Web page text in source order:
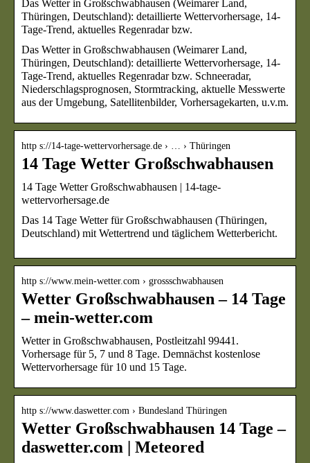
Das Wetter in Großschwabhausen (Weimarer Land,
Thüringen, Deutschland): detaillierte Wettervorhersage, 14-
Tage-Trend, aktuelles Regenradar bzw.
Das Wetter in Großschwabhausen (Weimarer Land,
Thüringen, Deutschland): detaillierte Wettervorhersage, 14-
Tage-Trend, aktuelles Regenradar bzw. Schneeradar,
Niederschlagsprognosen, Stormtracking, aktuelle Messwerte
aus der Umgebung, Satellitenbilder, Vorhersagekarten, u.v.m.
http s://14-tage-wettervorhersage.de › … › Thüringen
14 Tage Wetter Großschwabhausen
14 Tage Wetter Großschwabhausen | 14-tage-
wettervorhersage.de
Das 14 Tage Wetter für Großschwabhausen (Thüringen,
Deutschland) mit Wettertrend und täglichem Wetterbericht.
http s://www.mein-wetter.com › grossschwabhausen
Wetter Großschwabhausen – 14 Tage
– mein-wetter.com
Wetter in Großschwabhausen, Postleitzahl 99441.
Vorhersage für 5, 7 und 8 Tage. Demnächst kostenlose
Wettervorhersage für 10 und 15 Tage.
http s://www.daswetter.com › Bundesland Thüringen
Wetter Großschwabhausen 14 Tage –
daswetter.com | Meteored